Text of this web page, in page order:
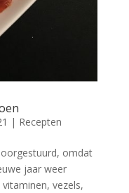
| Recepten
omdat
jaar weer
vezels,